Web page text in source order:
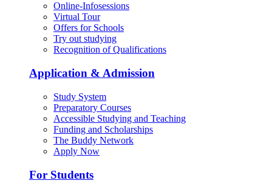
Online-Infosessions
Virtual Tour
Offers for Schools
Try out studying
Recognition of Qualifications
Application & Admission
Study System
Preparatory Courses
Accessible Studying and Teaching
Funding and Scholarships
The Buddy Network
Apply Now
For Students